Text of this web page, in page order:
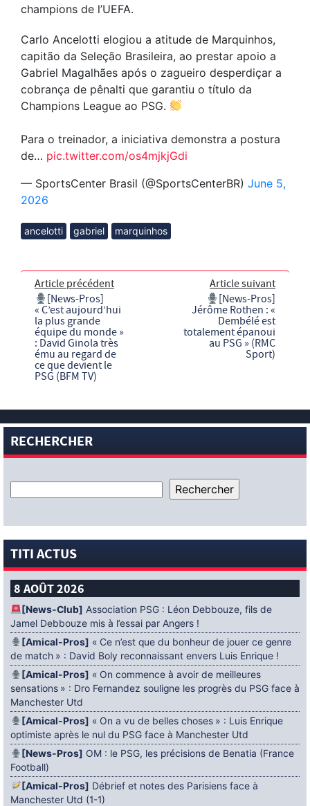
champions de l’UEFA.
Carlo Ancelotti elogiou a atitude de Marquinhos,
capitão da Seleção Brasileira, ao prestar apoio a
Gabriel Magalhães após o zagueiro desperdiçar a
cobrança de pênalti que garantiu o título da
Champions League ao PSG.
Para o treinador, a iniciativa demonstra a postura
de… pic.twitter.com/os4mjkjGdi
— SportsCenter Brasil (@SportsCenterBR) June 5,
2026
ancelotti gabriel marquinhos
Article précédent
[News-Pros]
« C’est aujourd’hui
la plus grande
équipe du monde »
: David Ginola très
ému au regard de
ce que devient le
PSG (BFM TV)
Article suivant
[News-Pros]
Jérôme Rothen : «
Dembélé est
totalement épanoui
au PSG » (RMC
Sport)
RECHERCHER
TITI ACTUS
8 AOÛT 2026
[News-Club] Association PSG : Léon Debbouze, fils de
Jamel Debbouze mis à l’essai par Angers !
[Amical-Pros] « Ce n’est que du bonheur de jouer ce genre
de match » : David Boly reconnaissant envers Luis Enrique !
[Amical-Pros] « On commence à avoir de meilleures
sensations » : Dro Fernandez souligne les progrès du PSG face à
Manchester Utd
[Amical-Pros] « On a vu de belles choses » : Luis Enrique
optimiste après le nul du PSG face à Manchester Utd
[News-Pros] OM : le PSG, les précisions de Benatia (France
Football)
[Amical-Pros] Débrief et notes des Parisiens face à
Manchester Utd (1-1)